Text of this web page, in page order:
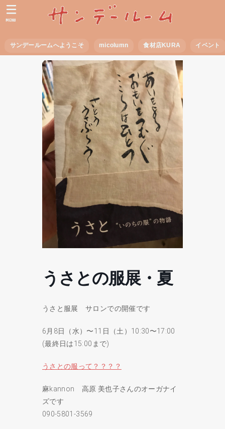
サンデールームへようこそ micolumn 食材店KURA イベント
MENU
うさとの服展・夏
うさと服展 サロンでの開催です
6月8日（水）〜11日（土）10:30〜17:00
(最終日は15:00まで)
うさとの服って？？？？
麻kannon 高原 美也子さんのオーガナイ
ズです
090-5801-3569